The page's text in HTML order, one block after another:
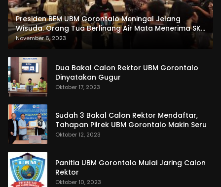
Presiden BEM UBM Gorontalo Meningal Jelang
Wisuda. Orang Tua Berlinang Air Mata Menerima SKL
dan Pemasangan Salempang
November 6, 2023
Dua Bakal Calon Rektor UBM Gorontalo
Dinyatakan Gugur
Oktober 17, 2023
Sudah 3 Bakal Calon Rektor Mendaftar,
Tahapan Pilrek UBM Gorontalo Makin Seru
Oktober 12, 2023
Panitia UBM Gorontalo Mulai Jaring Calon
Rektor
Oktober 10, 2023